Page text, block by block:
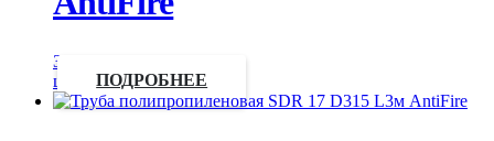
Запросить
цену
ПОДРОБНЕЕ